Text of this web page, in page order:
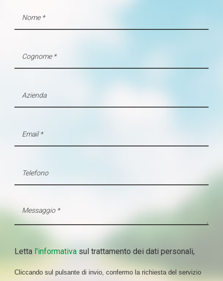
Letta l'informativasul trattamento dei dati personali,
Cliccando sul pulsante di invio, confermo la richiesta del servizio